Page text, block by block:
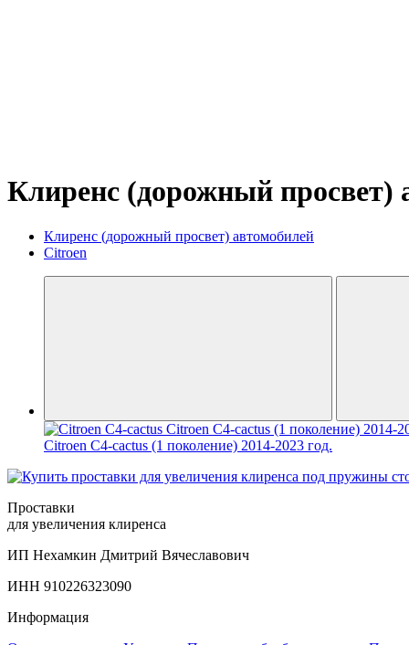
Клиренс (дорожный просвет)
Клиренс (дорожный просвет) автомобилей
Citroen
Citroen C4-cactus (1 поколение) 2014-2023 год.
Проставки
для увеличения клиренса
ИП Нехамкин Дмитрий Вячеславович
ИНН 910226323090
Информация